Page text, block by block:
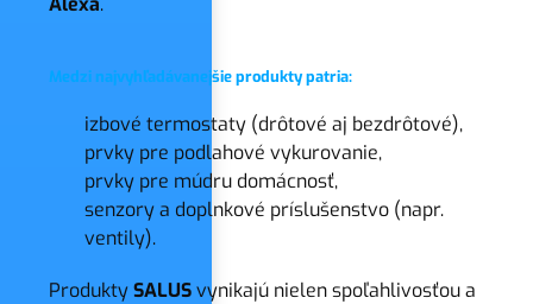
Medzi najvyhľadávanejšie produkty patria:
izbové termostaty (drôtové aj bezdrôtové),
prvky pre podlahové vykurovanie,
prvky pre múdru domácnosť,
senzory a doplnkové príslušenstvo (napr.
ventily).
ProduktySALUSvynikajú nielen spoľahlivosťou a